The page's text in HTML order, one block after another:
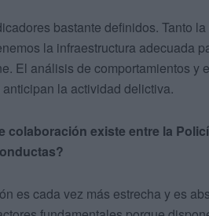
bastante definidos. Tanto
la infraestructura adecuada
El análisis de comportamientos y
la actividad delictiva.
colaboración existe entre la
es cada vez más estrecha y es